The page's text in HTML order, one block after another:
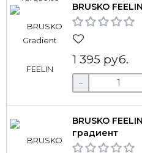
BRUSKO FEELIN
1 395 руб.
-
BRUSKO
градиент